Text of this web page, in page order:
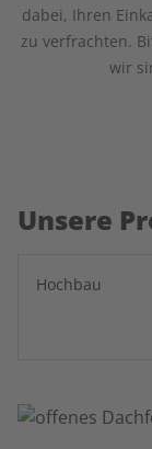
dabei, Ihren
zu verfrachten.
wir
Unsere
Hochbau